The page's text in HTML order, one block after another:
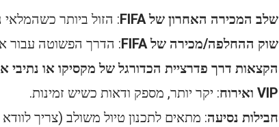
שלב המכירה האחרון של FIFA
: הזול ביותר כשהמלאי
שוק ההחלפה/מכירה של FIFA
: הדרך הפשוטה עבור
הקצאות דרך פדרציית הכדורגל של מקסיקו או נתיבי
VIP ואירוח
: יקר יותר, מספק ודאות כשיש זמינות.
חבילות נסיעה: מתאים לתכנון טיול משולב (צריך